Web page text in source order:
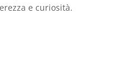
e curiosità.